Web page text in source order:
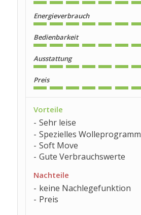
Energieverbrauch
Bedienbarkeit
Ausstattung
Preis
Vorteile
Sehr leise
Spezielles Wolleprogramm
Soft Move
Gute Verbrauchswerte
Nachteile
keine Nachlegefunktion
Preis